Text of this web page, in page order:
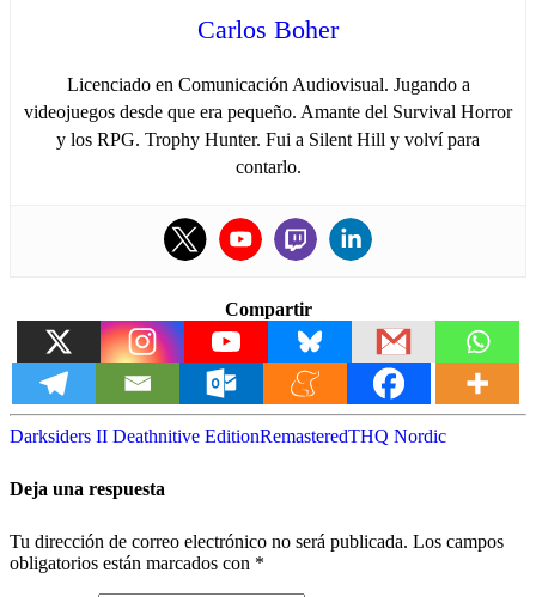
Carlos Boher
Licenciado en Comunicación Audiovisual. Jugando a
videojuegos desde que era pequeño. Amante del Survival Horror
y los RPG. Trophy Hunter. Fui a Silent Hill y volví para
contarlo.
Compartir
Darksiders II Deathnitive EditionRemasteredTHQ Nordic
Deja una respuesta
Tu dirección de correo electrónico no será publicada. Los campos
obligatorios están marcados con *